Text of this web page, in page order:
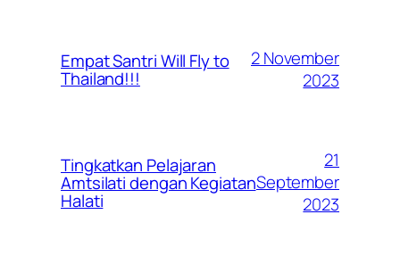
Empat Santri Will Fly to
Thailand!!!
2 November
2023
Tingkatkan Pelajaran
Amtsilati dengan Kegiatan
Halati
21
September
2023